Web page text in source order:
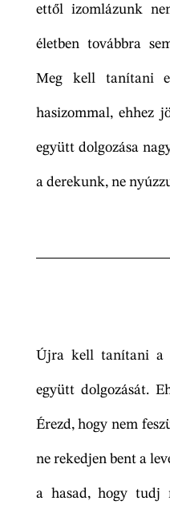
ettől izomlázunk
életben továbbra
Meg kell tanítani
hasizommal, ehhez
együtt dolgozása
a derekunk, ne
Újra kell tanítani a
együtt dolgozását.
Érezd, hogy nem
ne rekedjen bent a
a hasad, hogy tudj